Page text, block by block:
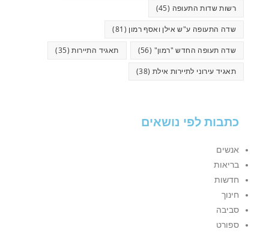
רשות שדות התעופה (45)
שדה התעופה ע"ש אילן ואסף רמון (81)
שדה תעופה החדש "רמון" (56) תאגיד התיירות(35)
תאגיד עירוני לתיירות אילת (38)
כתבות לפי נושאים
אנשים
בריאות
חדשות
חינוך
סביבה
ספורט